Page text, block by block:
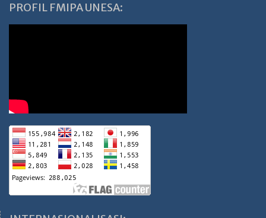
PROFIL FMIPA UNESA: